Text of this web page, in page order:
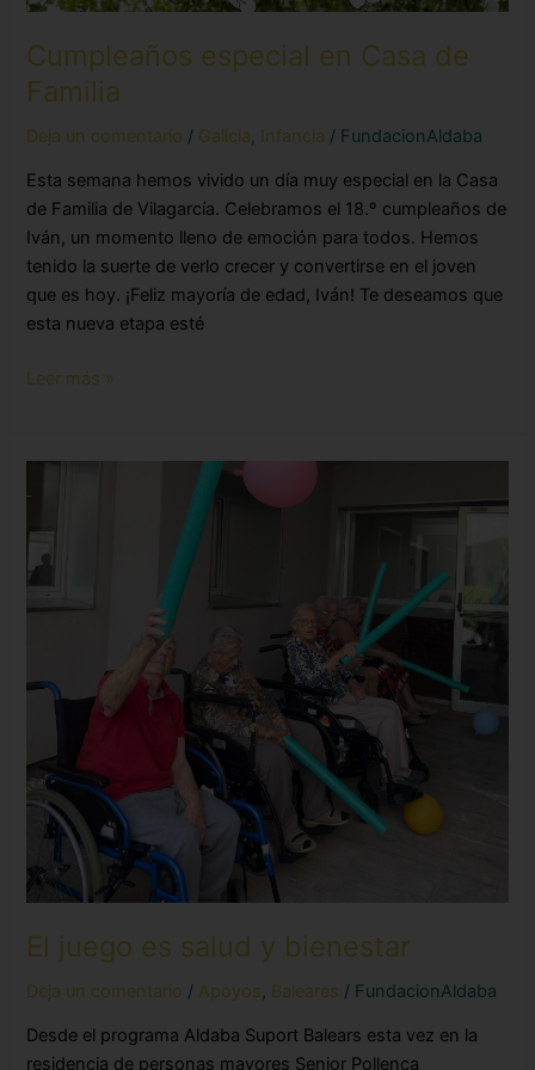
Cumpleaños especial en Casa de
Familia
Deja un comentario / Galicia, Infancia / FundacionAldaba
Esta semana hemos vivido un día muy especial en la Casa
de Familia de Vilagarcía. Celebramos el 18.º cumpleaños de
Iván, un momento lleno de emoción para todos. Hemos
tenido la suerte de verlo crecer y convertirse en el joven
que es hoy. ¡Feliz mayoría de edad, Iván! Te deseamos que
esta nueva etapa esté
Leer más »
El juego es salud y bienestar
Deja un comentario / Apoyos, Baleares / FundacionAldaba
Desde el programa Aldaba Suport Balears esta vez en la
residencia de personas mayores Senior Pollença
juego
es
salud
y
bienestar